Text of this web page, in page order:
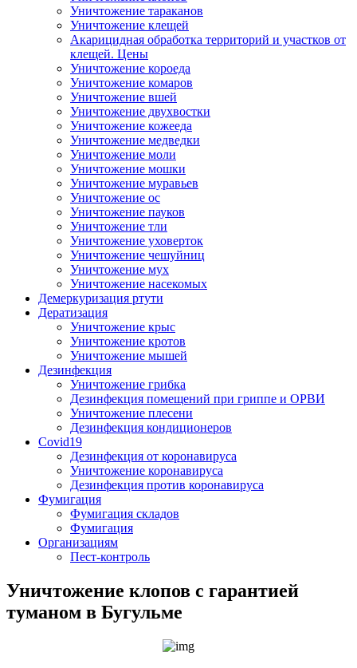
Уничтожение тараканов
Уничтожение клещей
Акарицидная обработка территорий и участков от
клещей. Цены
Уничтожение короеда
Уничтожение комаров
Уничтожение вшей
Уничтожение двухвостки
Уничтожение кожееда
Уничтожение медведки
Уничтожение моли
Уничтожение мошки
Уничтожение муравьев
Уничтожение ос
Уничтожение пауков
Уничтожение тли
Уничтожение уховерток
Уничтожение чешуйниц
Уничтожение мух
Уничтожение насекомых
Демеркуризация ртути
Дератизация
Уничтожение крыс
Уничтожение кротов
Уничтожение мышей
Дезинфекция
Уничтожение грибка
Дезинфекция помещений при гриппе и ОРВИ
Уничтожение плесени
Дезинфекция кондиционеров
Covid19
Дезинфекция от коронавируса
Уничтожение коронавируса
Дезинфекция против коронавируса
Фумигация
Фумигация складов
Фумигация
Организациям
Пест-контроль
Уничтожение клопов с гарантией
туманом в Бугульме